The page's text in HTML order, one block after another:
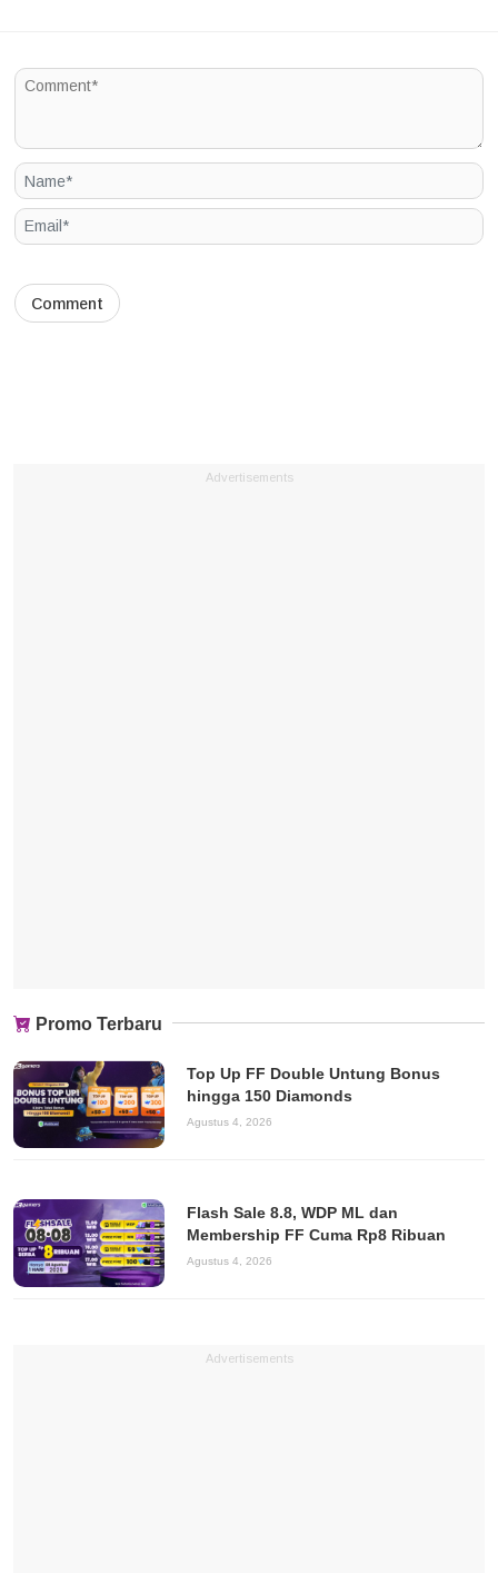
Advertisements
Promo Terbaru
Top Up FF Double Untung Bonus
hingga 150 Diamonds
Agustus 4, 2026
Flash Sale 8.8, WDP ML dan
Membership FF Cuma Rp8 Ribuan
Agustus 4, 2026
Advertisements